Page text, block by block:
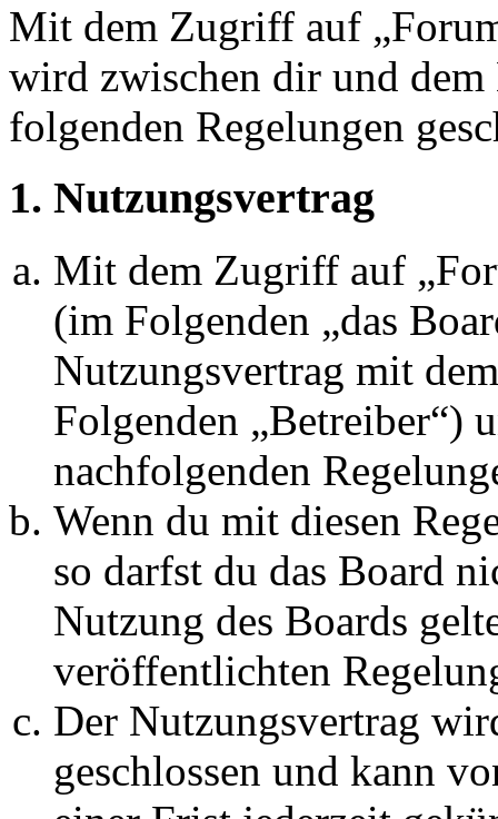
Mit dem Zugriff auf
wird zwischen dir und
folgenden Regelungen
1. Nutzungsvertrag
Mit dem Zugriff auf
(im Folgenden „das
Nutzungsvertrag mit
Folgenden „Betreiber“)
nachfolgenden
Wenn du mit diesen
so darfst du das Board
Nutzung des Boards
veröffentlichten
Der Nutzungsvertrag
geschlossen und kann